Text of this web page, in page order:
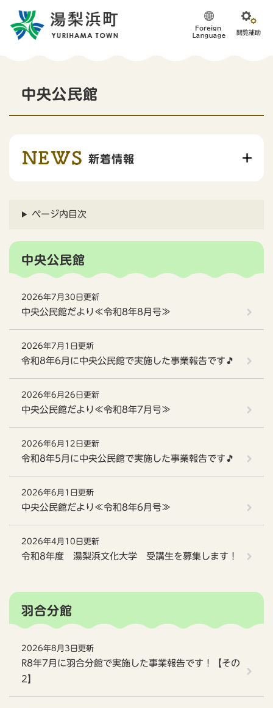
中央公民館
新着情報
ページ内目次
中央公民館
2026年7月30日更新
中央公民館だより≪令和8年8月号≫
2026年7月1日更新
令和8年6月に中央公民館で実施した事業報告です🎵
2026年6月26日更新
中央公民館だより≪令和8年7月号≫
2026年6月12日更新
令和8年5月に中央公民館で実施した事業報告です🎵
2026年6月1日更新
中央公民館だより≪令和8年6月号≫
2026年4月10日更新
令和8年度 湯梨浜文化大学 受講生を募集します！
羽合分館
2026年8月3日更新
R8年7月に羽合分館で実施した事業報告です！【その
2】